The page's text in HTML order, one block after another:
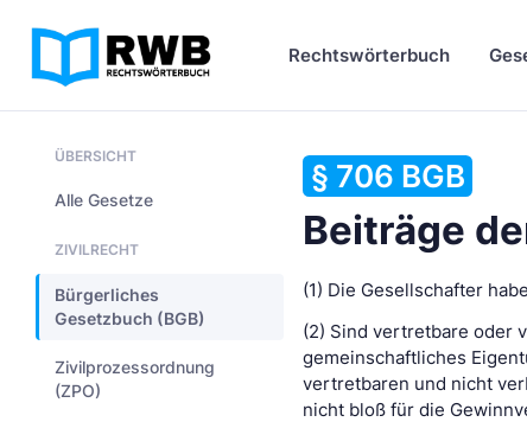
Rechtswörterbuch
ÜBERSICHT
Alle Gesetze
ZIVILRECHT
Bürgerliches
Gesetzbuch (BGB)
Zivilprozessordnung
(ZPO)
§ 706 BGB
Beiträge
(1) Die Gesellschafter
(2) Sind vertretbare oder
gemeinschaftliches
vertretbaren und nicht
nicht bloß für die